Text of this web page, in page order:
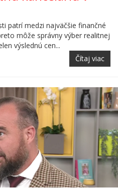
patrí medzi najväčšie finančné
môže správny výber realitnej
výslednú cen...
Čítaj viac